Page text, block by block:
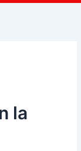
la